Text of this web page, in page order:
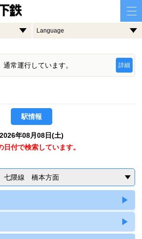
Language
通常運行しています。 詳細
駅情報
2026年08月08日(土)
日付で検索しています。
七隈線 橋本方面